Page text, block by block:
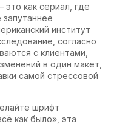
это как сериал, где
институт
согласно
с клиентами,
в один макет,
самой стрессовой
шрифт
как было», эта